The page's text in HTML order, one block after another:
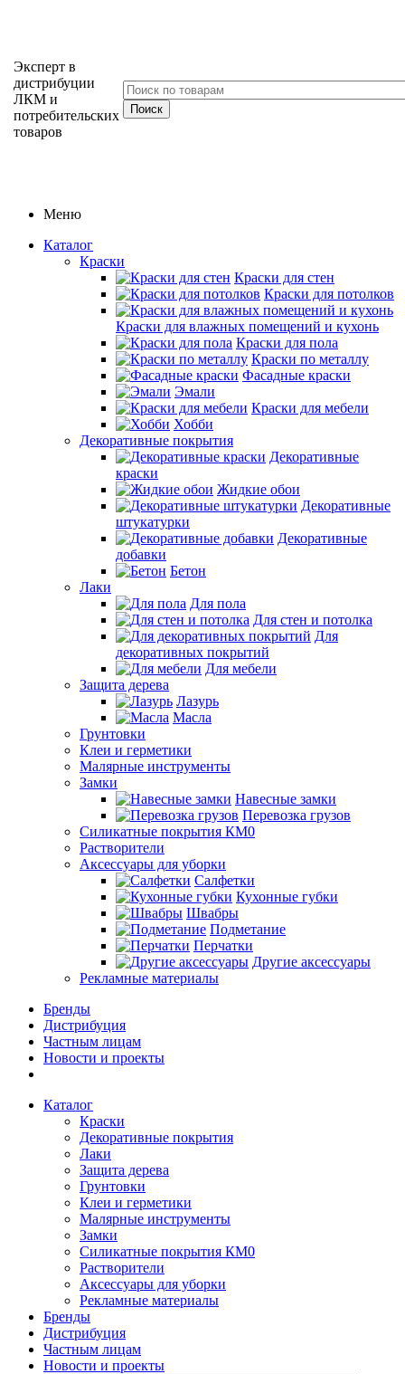
Эксперт в
дистрибуции
ЛКМ и
потребительских
товаров
Меню
Каталог
Краски
Краски для стен
Краски для потолков
Краски для влажных помещений и кухонь
Краски для пола
Краски по металлу
Фасадные краски
Эмали
Краски для мебели
Хобби
Декоративные покрытия
Декоративные
краски
Жидкие обои
Декоративные
штукатурки
Декоративные
добавки
Бетон
Лаки
Для пола
Для стен и потолка
Для
декоративных покрытий
Для мебели
Защита дерева
Лазурь
Масла
Грунтовки
Клеи и герметики
Малярные инструменты
Замки
Навесные замки
Перевозка грузов
Силикатные покрытия КМ0
Растворители
Аксессуары для уборки
Салфетки
Кухонные губки
Швабры
Подметание
Перчатки
Другие аксессуары
Рекламные материалы
Бренды
Дистрибуция
Частным лицам
Новости и проекты
Каталог
Краски
Декоративные покрытия
Лаки
Защита дерева
Грунтовки
Клеи и герметики
Малярные инструменты
Замки
Силикатные покрытия КМ0
Растворители
Аксессуары для уборки
Рекламные материалы
Бренды
Дистрибуция
Частным лицам
Новости и проекты